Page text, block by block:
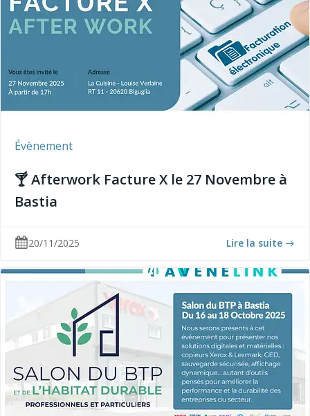
Évènement
🍸 Afterwork Facture X le 27 Novembre à
Bastia
20/11/2025 Lire la suite